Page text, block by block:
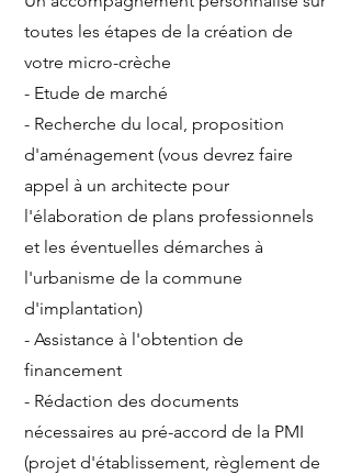
toutes les étapes de la création de
votre micro-crèche
- Etude de marché
- Recherche du local, proposition
d'aménagement (vous devrez faire
appel à un architecte pour
l'élaboration de plans professionnels
et les éventuelles démarches à
l'urbanisme de la commune
d'implantation)
- Assistance à l'obtention de
financement
- Rédaction des documents
nécessaires au pré-accord de la PMI
(projet d'établissement, règlement de